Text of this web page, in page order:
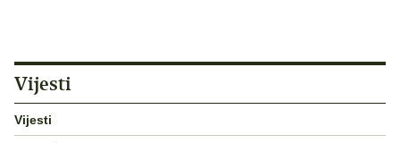
Vijesti
Vijesti